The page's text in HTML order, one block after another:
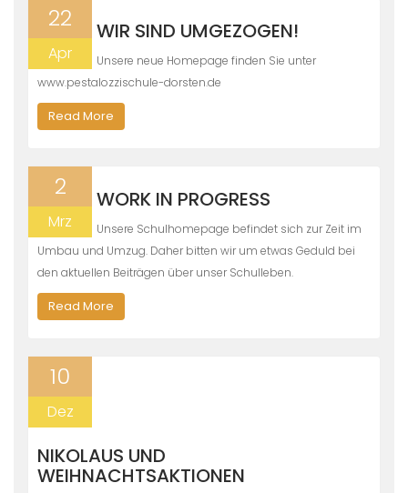
22
Apr
WIR SIND UMGEZOGEN!
Unsere neue Homepage finden Sie unter
www.pestalozzischule-dorsten.de
Read More
2
Mrz
WORK IN PROGRESS
Unsere Schulhomepage befindet sich zur Zeit im
Umbau und Umzug. Daher bitten wir um etwas Geduld bei
den aktuellen Beiträgen über unser Schulleben.
Read More
10
Dez
NIKOLAUS UND
WEIHNACHTSAKTIONEN